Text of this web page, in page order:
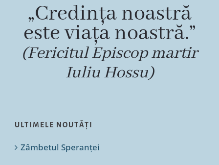
„Credința noastră
este viața noastră.”
(Fericitul Episcop martir
Iuliu Hossu)
ULTIMELE NOUTĂȚI
Zâmbetul Speranței